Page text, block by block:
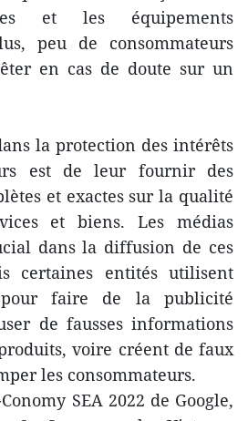
et les équipements
peu de consommateurs
en cas de doute sur un
la protection des intérêts
est de leur fournir des
et exactes sur la qualité
et biens. Les médias
dans la diffusion de ces
certaines entités utilisent
pour faire de la publicité
de fausses informations
voire créent de faux
les consommateurs.
SEA 2022 de Google,